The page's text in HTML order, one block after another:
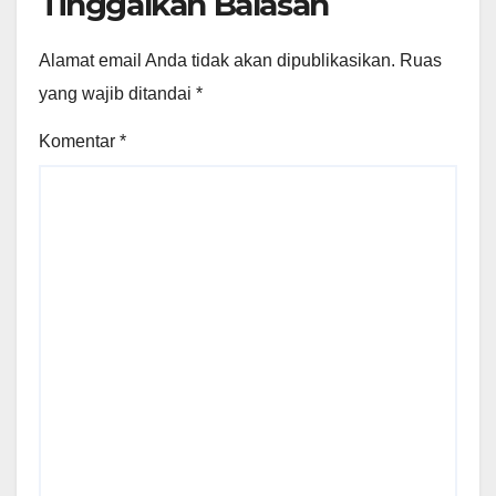
Alamat email Anda tidak akan dipublikasikan. Ruas
yang wajib ditandai *
Komentar *